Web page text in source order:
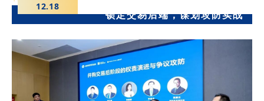
12.18
锁定交易后端，谋划攻防实战